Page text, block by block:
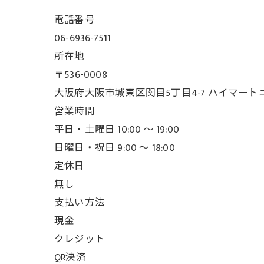
電話番号
06-6936-7511
所在地
〒536-0008
大阪府大阪市城東区関目5丁目4-7 ハイマート
営業時間
平日・土曜日 10:00 ～ 19:00
日曜日・祝日 9:00 ～ 18:00
定休日
無し
支払い方法
現金
クレジット
QR決済